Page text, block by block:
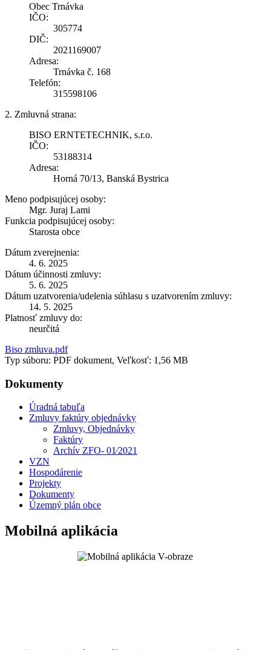
Obec Trnávka
IČO:
305774
DIČ:
2021169007
Adresa:
Trnávka č. 168
Telefón:
315598106
2. Zmluvná strana:
BISO ERNTETECHNIK, s.r.o.
IČO:
53188314
Adresa:
Horná 70/13, Banská Bystrica
Meno podpisujúcej osoby:
Mgr. Juraj Lami
Funkcia podpisujúcej osoby:
Starosta obce
Dátum zverejnenia:
4. 6. 2025
Dátum účinnosti zmluvy:
5. 6. 2025
Dátum uzatvorenia/udelenia súhlasu s uzatvorením zmluvy:
14. 5. 2025
Platnosť zmluvy do:
neurčitá
Biso zmluva.pdf
Typ súboru: PDF dokument, Veľkosť: 1,56 MB
Dokumenty
Úradná tabuľa
Zmluvy faktúry objednávky
Zmluvy, Objednávky
Faktúry
Archív ZFO- 01⁄2021
VZN
Hospodárenie
Projekty
Dokumenty
Územný plán obce
Mobilná aplikácia